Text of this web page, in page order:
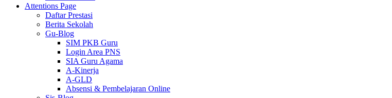
Attentions Page
Daftar Prestasi
Berita Sekolah
Gu-Blog
SIM PKB Guru
Login Area PNS
SIA Guru Agama
A-Kinerja
A-GLD
Absensi & Pembelajaran Online